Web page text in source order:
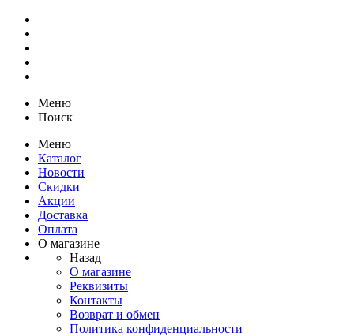
Меню
Поиск
Меню
Каталог
Новости
Скидки
Акции
Доставка
Оплата
О магазине
Назад
О магазине
Реквизиты
Контакты
Возврат и обмен
Политика конфиденциальности